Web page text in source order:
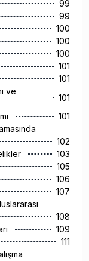
99
99
100
100
100
101
101
ve
101
101
102
103
105
106
107
108
109
111